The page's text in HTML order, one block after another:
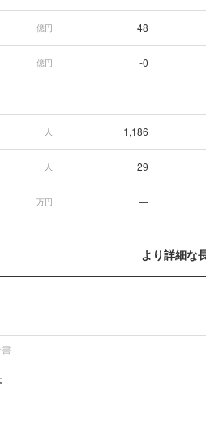
億円 48
億円 -0
人 1,186
人 29
万円 —
より詳細な